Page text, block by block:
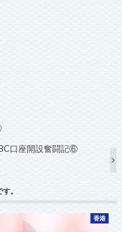
口座開設奮闘記⑥
。
香港